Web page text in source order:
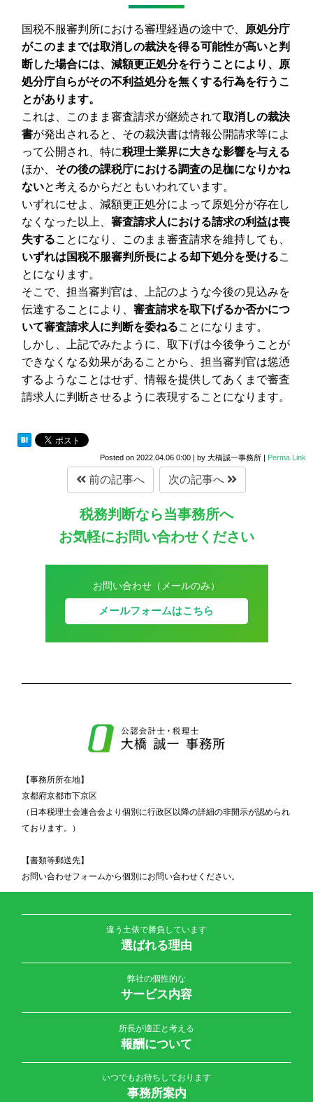
国税不服審判所における審理経過の途中で、 原処分庁
がこのままでは取消しの裁決を得る可能性が高いと判
断した場合には、減額更正処分を行うことにより、原
処分庁自らがその不利益処分を無くする行為を行うこ
とがあります。
これは、このまま審査請求が継続されて取消しの裁決
書が発出されると、その裁決書は情報公開請求等によ
って公開され、特に税理士業界に大きな影響を与える
ほか、 その後の課税庁における調査の足枷になりかね
ないと考えるからだともいわれています。
いずれにせよ、減額更正処分によって原処分が存在し
なくなった以上、審査請求人における請求の利益は喪
失することになり、このまま審査請求を維持しても、
いずれは国税不服審判所長による却下処分を受けるこ
とになります。
そこで、担当審判官は、上記のような今後の見込みを
伝達することにより、審査請求を取下げるか否かにつ
いて審査請求人に判断を委ねることになります。
しかし、上記でみたように、取下げは今後争うことが
できなくなる効果があることから、担当審判官は慫慂
するようなことはせず、情報を提供してあくまで審査
請求人に判断させるように表現することになります。
Posted on 2022.04.06 0:00 | by 大橋誠一事務所 | Perma Link
前の記事へ 次の記事へ
税務判断なら当事務所へ
お気軽にお問い合わせください
お問い合わせ（メールのみ）
メールフォームはこちら
【事務所所在地】
京都府京都市下京区
（日本税理士会連合会より個別に行政区以降の詳細の非開示が認められ
ております。）
【書類等郵送先】
お問い合わせフォームから個別にお問い合わせください。
違う土俵で勝負しています
選ばれる理由
弊社の個性的な
サービス内容
所長が適正と考える
報酬について
いつでもお待ちしております
事務所案内